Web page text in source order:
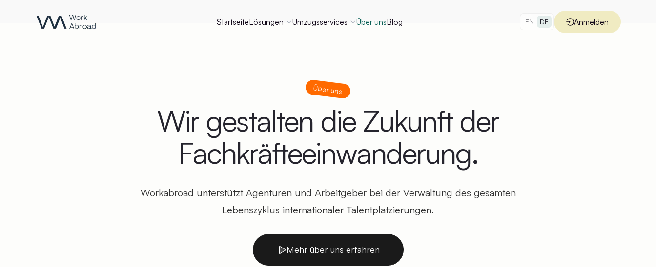
StartseiteLösungen Umzugsservices Über unsBlog EN DE Anmelden
Über uns
Wir gestalten die Zukunft der
Fachkräfteeinwanderung.
Workabroad unterstützt Agenturen und Arbeitgeber bei der Verwaltung des gesamten
Lebenszyklus internationaler Talentplatzierungen.
Mehr über uns erfahren